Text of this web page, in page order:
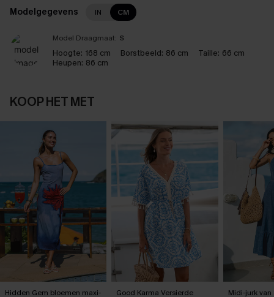
Modelgegevens IN CM
Model Draagmaat: S
Hoogte: 168 cm Borstbeeld: 86 cm Taille: 66 cm
Heupen: 86 cm
KOOP HET MET
Hidden Gem bloemen maxi- Good Karma Versierde Midi-jurk van